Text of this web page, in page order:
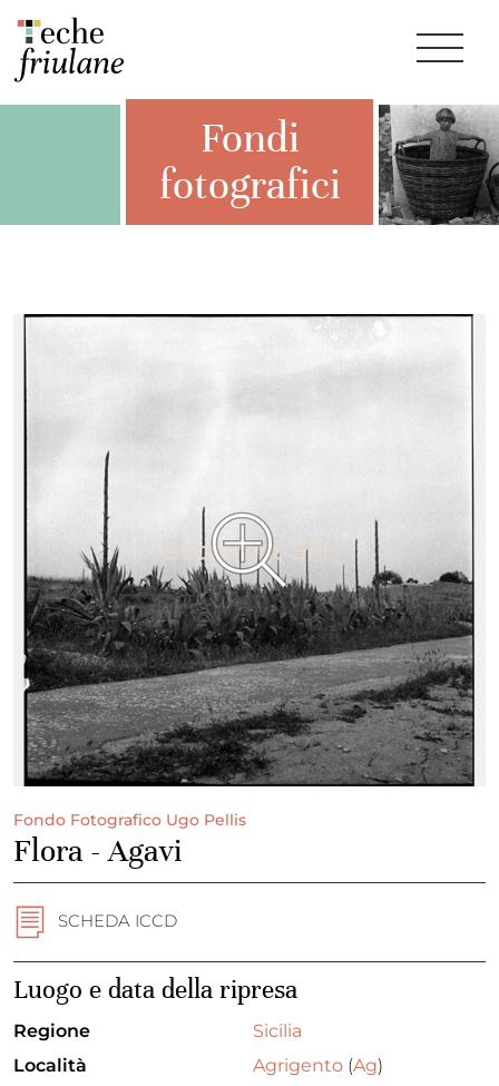
Fondi
fotografici
Fondo Fotografico Ugo Pellis
Flora - Agavi
SCHEDA ICCD
Luogo e data della ripresa
Regione
Sicilia
Località
Agrigento (Ag)